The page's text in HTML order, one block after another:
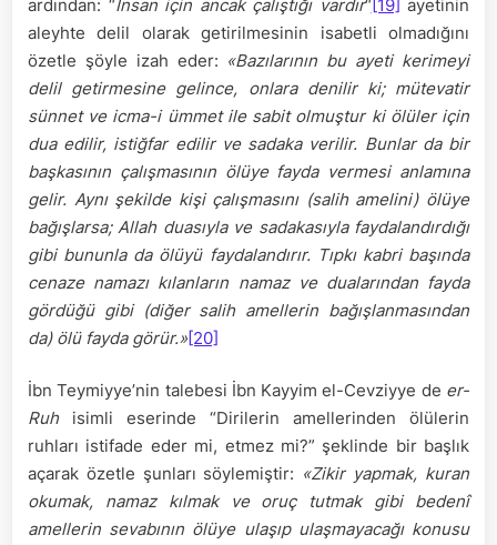
ardından: “İnsan için ancak çalıştığı vardır“[19] ayetinin
aleyhte delil olarak getirilmesinin isabetli olmadığını
özetle şöyle izah eder: «Bazılarının bu ayeti kerimeyi
delil getirmesine gelince, onlara denilir ki; mütevatir
sünnet ve icma-i ümmet ile sabit olmuştur ki ölüler için
dua edilir, istiğfar edilir ve sadaka verilir. Bunlar da bir
başkasının çalışmasının ölüye fayda vermesi anlamına
gelir. Aynı şekilde kişi çalışmasını (salih amelini) ölüye
bağışlarsa; Allah duasıyla ve sadakasıyla faydalandırdığı
gibi bununla da ölüyü faydalandırır. Tıpkı kabri başında
cenaze namazı kılanların namaz ve dualarından fayda
gördüğü gibi (diğer salih amellerin bağışlanmasından
da) ölü fayda görür.»[20]
İbn Teymiyye’nin talebesi İbn Kayyim el-Cevziyye de er-
Ruhisimli eserinde “Dirilerin amellerinden ölülerin
ruhları istifade eder mi, etmez mi?” şeklinde bir başlık
açarak özetle şunları söylemiştir: «Zikir yapmak, kuran
okumak, namaz kılmak ve oruç tutmak gibi bedenî
amellerin sevabının ölüye ulaşıp ulaşmayacağı konusu